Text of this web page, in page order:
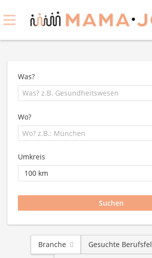
Was?
Wo?
Umkreis
Branche Gesuchte